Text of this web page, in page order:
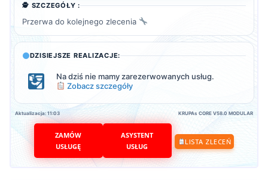
🕵️ SZCZEGÓŁY :
Przerwa do kolejnego zlecenia
DZISIEJSZE REALIZACJE:
Na dziś nie mamy zarezerwowanych usług.
Zobacz szczegóły
Aktualizacja: 11:03 KRUPAs CORE V58.0 MODULAR
ZAMÓW
USŁUGĘ
ASYSTENT
USŁUG
LISTA ZLECEŃ